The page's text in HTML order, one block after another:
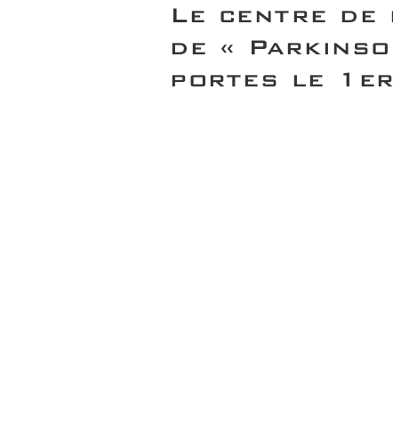
Le centre
de «
portes le